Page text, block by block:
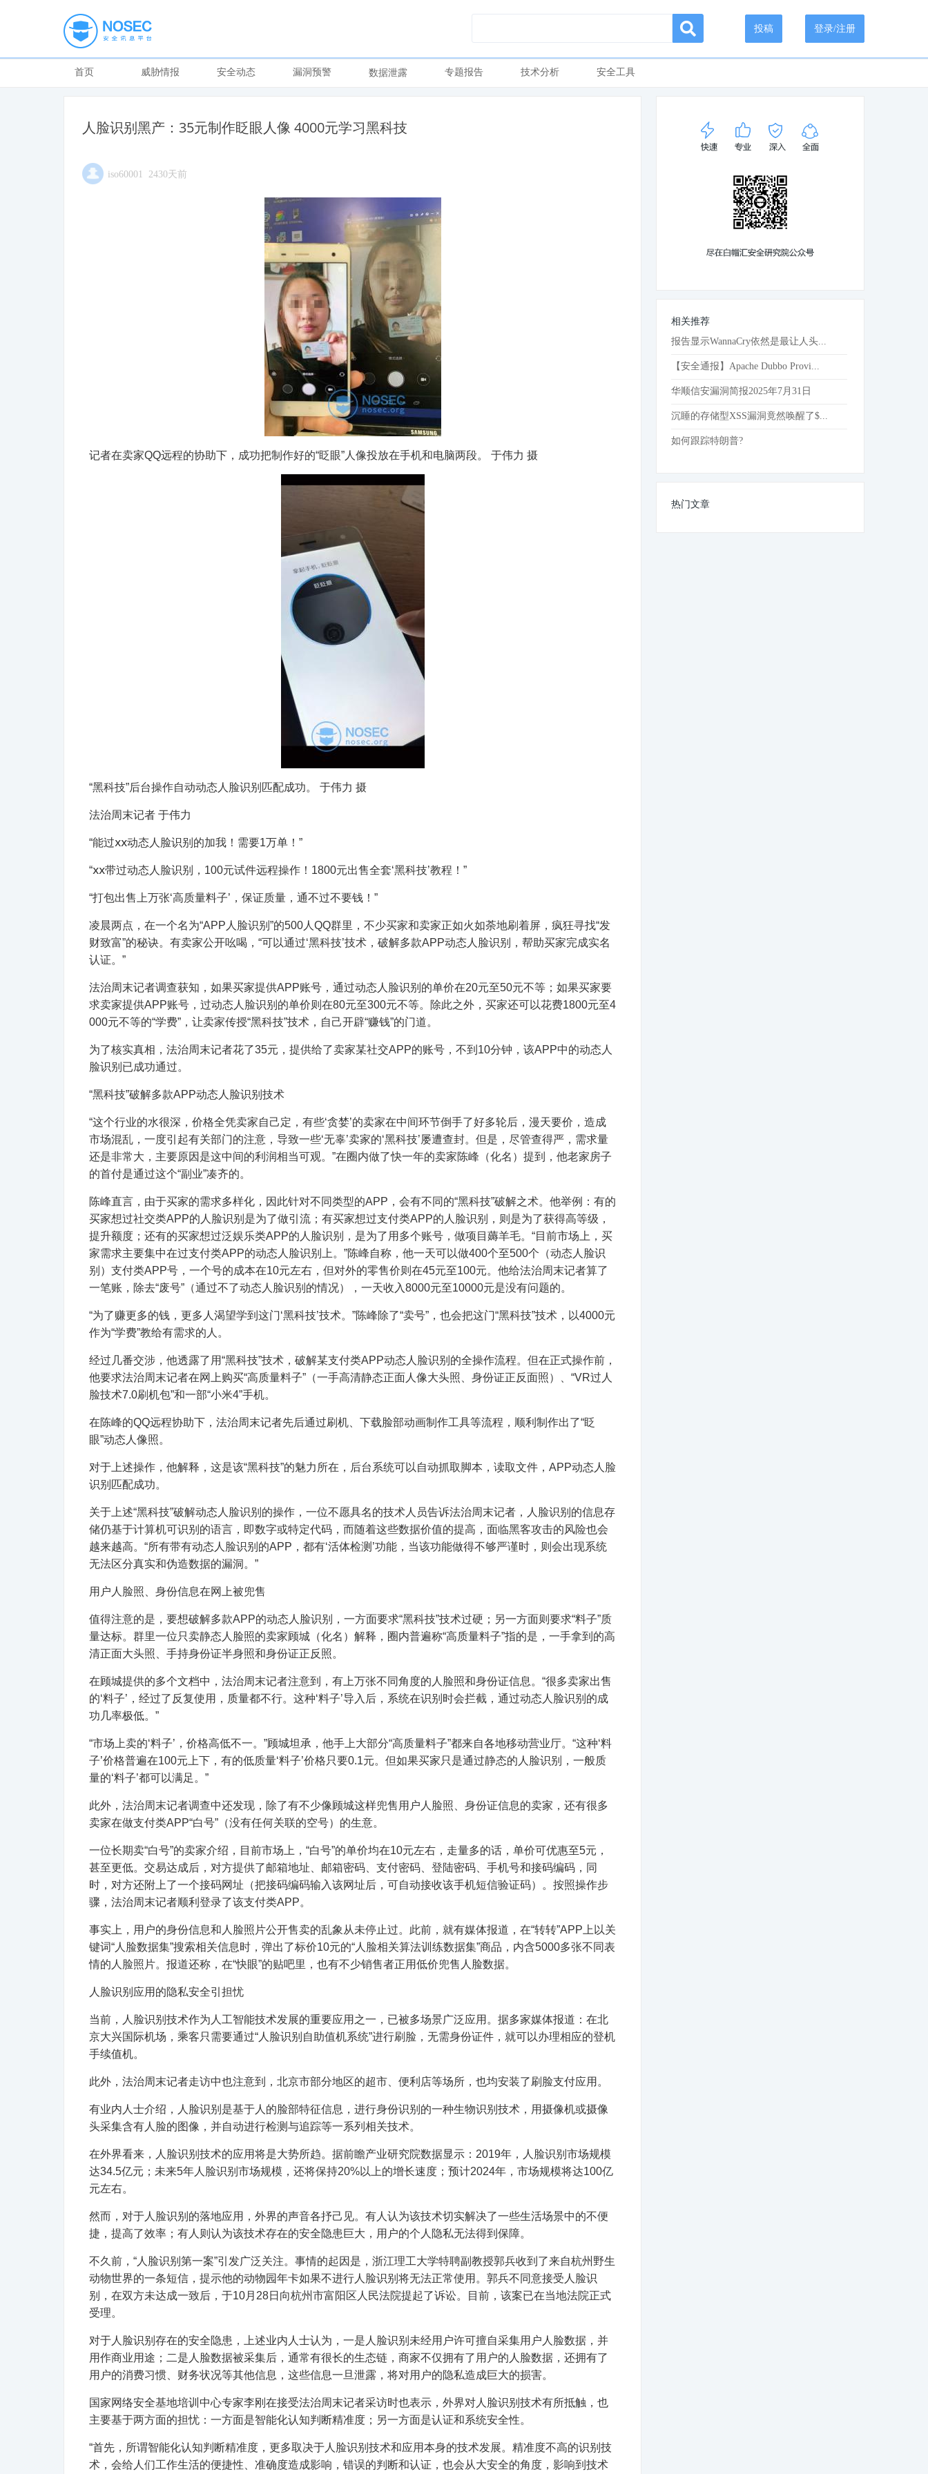
登录/注册
投稿
首页 威胁情报 安全动态 漏洞预警 数据泄露 专题报告 技术分析 安全工具
人脸识别黑产：35元制作眨眼人像 4000元学习黑科技
iso60001 2430天前
记者在卖家QQ远程的协助下，成功把制作好的“眨眼”人像投放在手机和电脑两段。 于伟力 摄
“黑科技”后台操作自动动态人脸识别匹配成功。 于伟力 摄
法治周末记者 于伟力
“能过ⅹⅹ动态人脸识别的加我！需要1万单！”
“ⅹⅹ带过动态人脸识别，100元试件远程操作！1800元出售全套‘黑科技’教程！”
“打包出售上万张‘高质量料子’，保证质量，通不过不要钱！”
凌晨两点，在一个名为“APP人脸识别”的500人QQ群里，不少买家和卖家正如火如荼地刷着屏，疯狂寻找“发
财致富”的秘诀。有卖家公开吆喝，“可以通过‘黑科技’技术，破解多款APP动态人脸识别，帮助买家完成实名
认证。”
法治周末记者调查获知，如果买家提供APP账号，通过动态人脸识别的单价在20元至50元不等；如果买家要
求卖家提供APP账号，过动态人脸识别的单价则在80元至300元不等。除此之外，买家还可以花费1800元至4
000元不等的“学费”，让卖家传授“黑科技”技术，自己开辟“赚钱”的门道。
为了核实真相，法治周末记者花了35元，提供给了卖家某社交APP的账号，不到10分钟，该APP中的动态人
脸识别已成功通过。
“黑科技”破解多款APP动态人脸识别技术
“这个行业的水很深，价格全凭卖家自己定，有些‘贪婪’的卖家在中间环节倒手了好多轮后，漫天要价，造成
市场混乱，一度引起有关部门的注意，导致一些‘无辜’卖家的‘黑科技’屡遭查封。但是，尽管查得严，需求量
还是非常大，主要原因是这中间的利润相当可观。”在圈内做了快一年的卖家陈峰（化名）提到，他老家房子
的首付是通过这个“副业”凑齐的。
陈峰直言，由于买家的需求多样化，因此针对不同类型的APP，会有不同的“黑科技”破解之术。他举例：有的
买家想过社交类APP的人脸识别是为了做引流；有买家想过支付类APP的人脸识别，则是为了获得高等级，
提升额度；还有的买家想过泛娱乐类APP的人脸识别，是为了用多个账号，做项目薅羊毛。“目前市场上，买
家需求主要集中在过支付类APP的动态人脸识别上。”陈峰自称，他一天可以做400个至500个（动态人脸识
别）支付类APP号，一个号的成本在10元左右，但对外的零售价则在45元至100元。他给法治周末记者算了
一笔账，除去“废号”（通过不了动态人脸识别的情况），一天收入8000元至10000元是没有问题的。
“为了赚更多的钱，更多人渴望学到这门‘黑科技’技术。”陈峰除了“卖号”，也会把这门“黑科技”技术，以4000元
作为“学费”教给有需求的人。
经过几番交涉，他透露了用“黑科技”技术，破解某支付类APP动态人脸识别的全操作流程。但在正式操作前，
他要求法治周末记者在网上购买“高质量料子”（一手高清静态正面人像大头照、身份证正反面照）、“VR过人
脸技术7.0刷机包”和一部“小米4”手机。
在陈峰的QQ远程协助下，法治周末记者先后通过刷机、下载脸部动画制作工具等流程，顺利制作出了“眨
眼”动态人像照。
对于上述操作，他解释，这是该“黑科技”的魅力所在，后台系统可以自动抓取脚本，读取文件，APP动态人脸
识别匹配成功。
关于上述“黑科技”破解动态人脸识别的操作，一位不愿具名的技术人员告诉法治周末记者，人脸识别的信息存
储仍基于计算机可识别的语言，即数字或特定代码，而随着这些数据价值的提高，面临黑客攻击的风险也会
越来越高。“所有带有动态人脸识别的APP，都有‘活体检测’功能，当该功能做得不够严谨时，则会出现系统
无法区分真实和伪造数据的漏洞。”
用户人脸照、身份信息在网上被兜售
值得注意的是，要想破解多款APP的动态人脸识别，一方面要求“黑科技”技术过硬；另一方面则要求“料子”质
量达标。群里一位只卖静态人脸照的卖家顾城（化名）解释，圈内普遍称“高质量料子”指的是，一手拿到的高
清正面大头照、手持身份证半身照和身份证正反照。
在顾城提供的多个文档中，法治周末记者注意到，有上万张不同角度的人脸照和身份证信息。“很多卖家出售
的‘料子’，经过了反复使用，质量都不行。这种‘料子’导入后，系统在识别时会拦截，通过动态人脸识别的成
功几率极低。”
“市场上卖的‘料子’，价格高低不一。”顾城坦承，他手上大部分“高质量料子”都来自各地移动营业厅。“这种‘料
子’价格普遍在100元上下，有的低质量‘料子’价格只要0.1元。但如果买家只是通过静态的人脸识别，一般质
量的‘料子’都可以满足。”
此外，法治周末记者调查中还发现，除了有不少像顾城这样兜售用户人脸照、身份证信息的卖家，还有很多
卖家在做支付类APP“白号”（没有任何关联的空号）的生意。
一位长期卖“白号”的卖家介绍，目前市场上，“白号”的单价均在10元左右，走量多的话，单价可优惠至5元，
甚至更低。交易达成后，对方提供了邮箱地址、邮箱密码、支付密码、登陆密码、手机号和接码编码，同
时，对方还附上了一个接码网址（把接码编码输入该网址后，可自动接收该手机短信验证码）。按照操作步
骤，法治周末记者顺利登录了该支付类APP。
事实上，用户的身份信息和人脸照片公开售卖的乱象从未停止过。此前，就有媒体报道，在“转转”APP上以关
键词“人脸数据集”搜索相关信息时，弹出了标价10元的“人脸相关算法训练数据集”商品，内含5000多张不同表
情的人脸照片。报道还称，在“快眼”的贴吧里，也有不少销售者正用低价兜售人脸数据。
人脸识别应用的隐私安全引担忧
当前，人脸识别技术作为人工智能技术发展的重要应用之一，已被多场景广泛应用。据多家媒体报道：在北
京大兴国际机场，乘客只需要通过“人脸识别自助值机系统”进行刷脸，无需身份证件，就可以办理相应的登机
手续值机。
此外，法治周末记者走访中也注意到，北京市部分地区的超市、便利店等场所，也均安装了刷脸支付应用。
有业内人士介绍，人脸识别是基于人的脸部特征信息，进行身份识别的一种生物识别技术，用摄像机或摄像
头采集含有人脸的图像，并自动进行检测与追踪等一系列相关技术。
在外界看来，人脸识别技术的应用将是大势所趋。据前瞻产业研究院数据显示：2019年，人脸识别市场规模
达34.5亿元；未来5年人脸识别市场规模，还将保持20%以上的增长速度；预计2024年，市场规模将达100亿
元左右。
然而，对于人脸识别的落地应用，外界的声音各抒己见。有人认为该技术切实解决了一些生活场景中的不便
捷，提高了效率；有人则认为该技术存在的安全隐患巨大，用户的个人隐私无法得到保障。
不久前，“人脸识别第一案”引发广泛关注。事情的起因是，浙江理工大学特聘副教授郭兵收到了来自杭州野生
动物世界的一条短信，提示他的动物园年卡如果不进行人脸识别将无法正常使用。郭兵不同意接受人脸识
别，在双方未达成一致后，于10月28日向杭州市富阳区人民法院提起了诉讼。目前，该案已在当地法院正式
受理。
对于人脸识别存在的安全隐患，上述业内人士认为，一是人脸识别未经用户许可擅自采集用户人脸数据，并
用作商业用途；二是人脸数据被采集后，通常有很长的生态链，商家不仅拥有了用户的人脸数据，还拥有了
用户的消费习惯、财务状况等其他信息，这些信息一旦泄露，将对用户的隐私造成巨大的损害。
国家网络安全基地培训中心专家李刚在接受法治周末记者采访时也表示，外界对人脸识别技术有所抵触，也
主要基于两方面的担忧：一方面是智能化认知判断精准度；另一方面是认证和系统安全性。
“首先，所谓智能化认知判断精准度，更多取决于人脸识别技术和应用本身的技术发展。精准度不高的识别技
术，会给人们工作生活的便捷性、准确度造成影响，错误的判断和认证，也会从大安全的角度，影响到技术
相关推荐
报告显示WannaCry依然是最让人头...
【安全通报】Apache Dubbo Provi...
华顺信安漏洞简报2025年7月31日
沉睡的存储型XSS漏洞竟然唤醒了$...
如何跟踪特朗普?
热门文章